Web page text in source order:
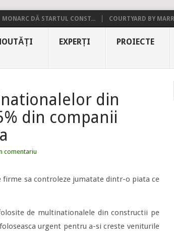
MONARC DĂ STARTUL CONST... COURTYARD BY
EXPERȚI PROIECTE
din
din companii
comentariu
firme sa controleze jumatate dintr-o piata ce
de multinationalele din constructii pe
urgent pentru a-si creste veniturile